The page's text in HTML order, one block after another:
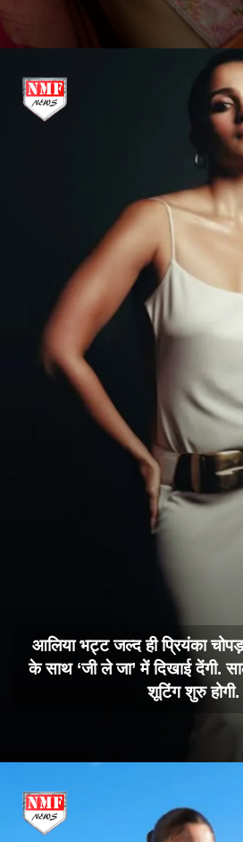
आलिया भट्ट जल्द ही प्रियंका
के साथ ‘जी ले जा’ में दिखाई देंगी.
शूटिंग शुरु होगी.